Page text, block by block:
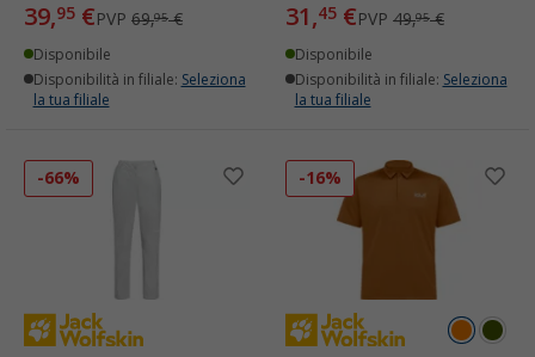
39,95 €PVP 69,95€
Disponibile
Disponibilità in filiale: Seleziona
la tua filiale
31,45 €PVP 49,95€
Disponibile
Disponibilità in filiale: Seleziona
la tua filiale
-66% -16%